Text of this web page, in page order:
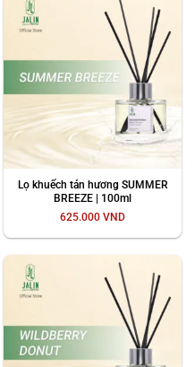
Lọ khuếch tán hương SUMMER
BREEZE | 100ml
625.000 VND